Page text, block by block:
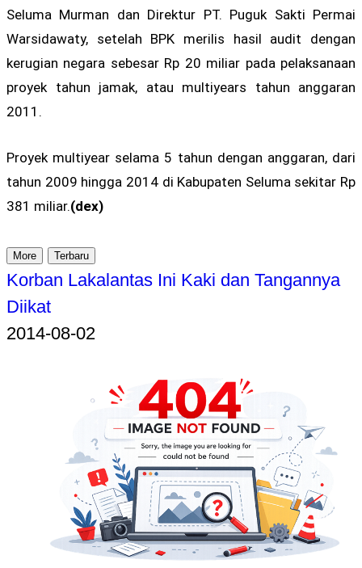
Seluma Murman dan Direktur PT. Puguk Sakti Permai
Warsidawaty, setelah BPK merilis hasil audit dengan
kerugian negara sebesar Rp 20 miliar pada pelaksanaan
proyek tahun jamak, atau multiyears tahun anggaran
2011.
Proyek multiyear selama 5 tahun dengan anggaran, dari
tahun 2009 hingga 2014 di Kabupaten Seluma sekitar Rp
381 miliar.(dex)
More Terbaru
Korban Lakalantas Ini Kaki dan Tangannya
Diikat
2014-08-02